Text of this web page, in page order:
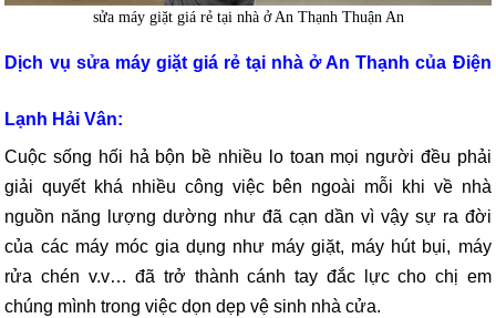
sửa máy giặt giá rẻ tại nhà ở An Thạnh Thuận An
Dịch vụ sửa máy giặt giá rẻ tại nhà ở An Thạnh của Điện
Lạnh Hải Vân:
Cuộc sống hối hả bộn bề nhiều lo toan mọi người đều phải
giải quyết khá nhiều công việc bên ngoài mỗi khi về nhà
nguồn năng lượng dường như đã cạn dần vì vậy sự ra đời
của các máy móc gia dụng như máy giặt, máy hút bụi, máy
rửa chén v.v… đã trở thành cánh tay đắc lực cho chị em
chúng mình trong việc dọn dẹp vệ sinh nhà cửa.